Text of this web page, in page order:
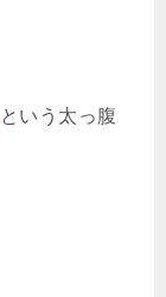
という太っ腹